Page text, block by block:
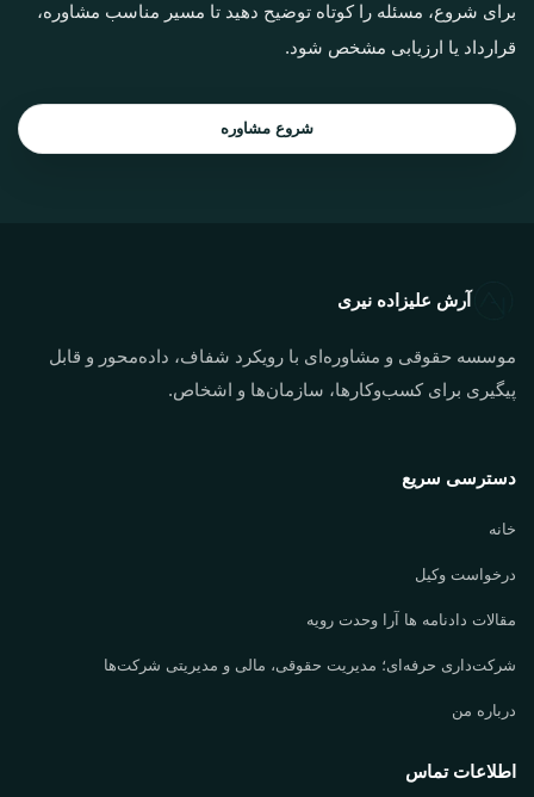
برای شروع، مسئله را کوتاه توضیح دهید تا مسیر مناسب مشاوره،
قرارداد یا ارزیابی مشخص شود.
شروع مشاوره
آرش علیزاده نیری
موسسه حقوقی و مشاوره‌ای با رویکرد شفاف، داده‌محور و قابل
پیگیری برای کسب‌وکارها، سازمان‌ها و اشخاص.
دسترسی سریع
خانه
درخواست وکیل
مقالات دادنامه ها آرا وحدت رویه
شرکت‌داری حرفه‌ای؛ مدیریت حقوقی، مالی و مدیریتی شرکت‌ها
درباره من
اطلاعات تماس